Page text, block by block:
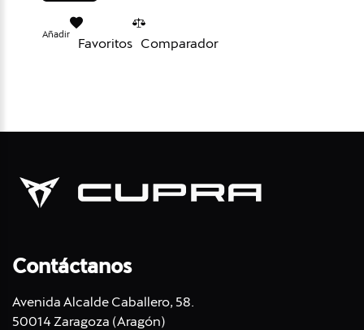
Añadir
Favoritos Comparador
Contáctanos
Avenida Alcalde Caballero, 58.
50014 Zaragoza (Aragón)